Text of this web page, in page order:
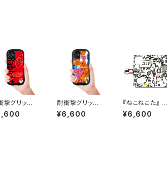
撃グリップ
ス iPhone
『ラビッ
耐衝撃グリップ
ケース iPhone
対応 『いちごひ
¥6,600
『ねこねこた』 手
帳型スマホケー
ス iPhone対応
¥6,600